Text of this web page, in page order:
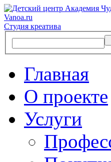
Vanoa.ru
Студия креатива
Главная
О проекте
Услуги